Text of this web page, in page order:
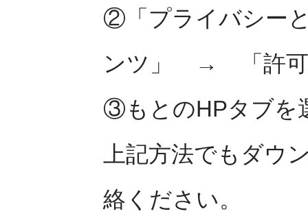
②「プライバシー
ンツ」 → 「許可
③もとのHPタブ
上記方法でもダウ
絡ください。